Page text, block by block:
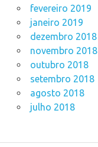
fevereiro 2019
janeiro 2019
dezembro 2018
novembro 2018
outubro 2018
setembro 2018
agosto 2018
julho 2018